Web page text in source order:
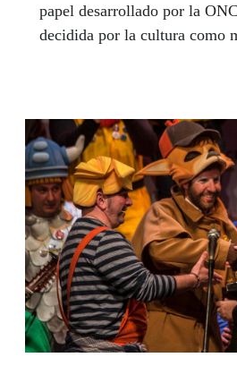
papel desarrollado por la
decidida por la cultura como
Ángel Vázquez-, creemos en
que todas las personas tienen
oportunidad de participar,
creatividad y su visión del
este artículo.